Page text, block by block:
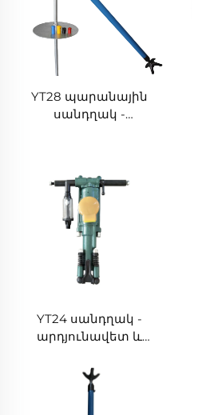
YT28 պարանային
սանդղակ -
գործարանային
տուների կառուցման
համար
YT24 սանդղակ -
արդյունավետ և
գործարանային և
ինժեներական
սանդղակի գործիք